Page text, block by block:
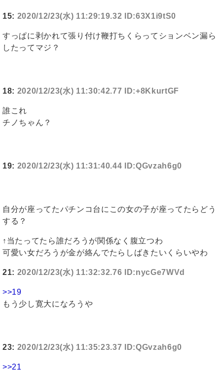
15: 2020/12/23(水) 11:29:19.32 ID:63X1i9tS0
すっぱに剥かれて張り付け鞭打ちくらってションベン漏ら
したってマジ？
18: 2020/12/23(水) 11:30:42.77 ID:+8KkurtGF
誰これ
チノちゃん？
19: 2020/12/23(水) 11:31:40.44 ID:QGvzah6g0
自分が座ってたパチンコ台にこの女の子が座ってたらどう
する？
↑当たってたら誰だろうが関係なく腹立つわ
可愛い女だろうが金が絡んでたらしばきたいくらいやわ
21: 2020/12/23(水) 11:32:32.76 ID:nycGe7WVd
>>19
もう少し寛大になろうや
23: 2020/12/23(水) 11:35:23.37 ID:QGvzah6g0
>>21